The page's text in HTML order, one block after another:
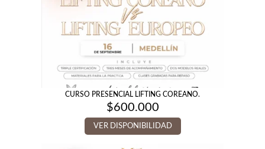
CURSO PRESENCIAL LIFTING COREANO.
$600.000
VER DISPONIBILIDAD